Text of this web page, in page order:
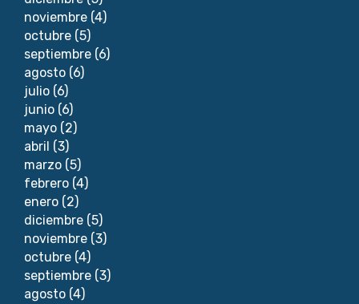
noviembre (4)
octubre (5)
septiembre (6)
agosto (6)
julio (6)
junio (6)
mayo (2)
abril (3)
marzo (5)
febrero (4)
enero (2)
diciembre (5)
noviembre (3)
octubre (4)
septiembre (3)
agosto (4)